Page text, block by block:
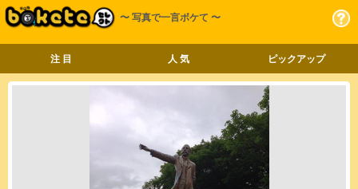
〜 写真で一言ボケて 〜
注 目 人 気 ピックアップ